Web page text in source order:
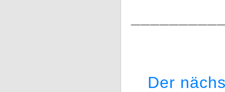
Der